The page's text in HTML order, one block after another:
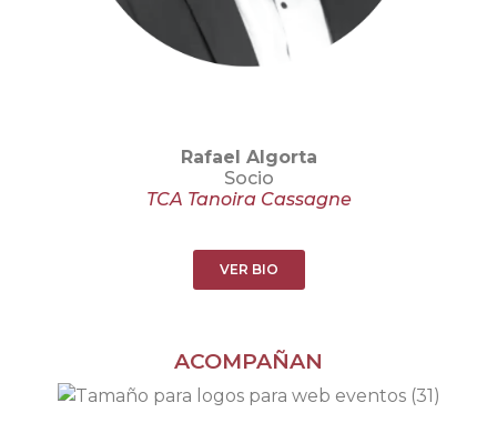
Rafael Algorta
Socio
TCA Tanoira Cassagne
VER BIO
ACOMPAÑAN